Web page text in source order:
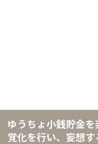
ゆうちょ小銭貯金
覚化を行い、妄想す